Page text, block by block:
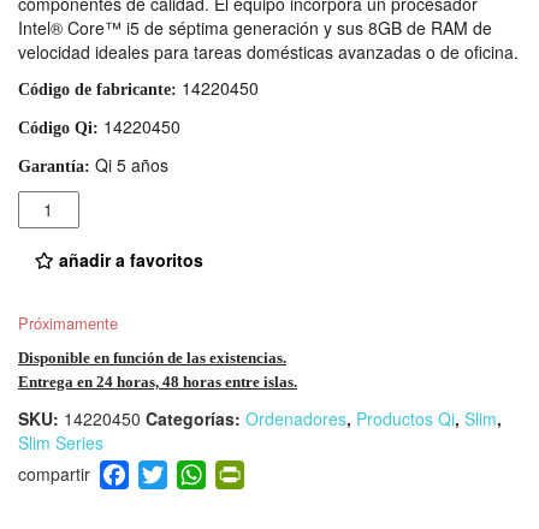
Intel® Core™ i5 de séptima generación y sus 8GB de RAM de
velocidad ideales para tareas domésticas avanzadas o de oficina.
Código de fabricante: 14220450
Código Qi: 14220450
Garantía: Qi 5 años
Cantidad
añadir a favoritos
Próximamente
Disponible en función de las existencias.
Entrega en 24 horas, 48 horas entre islas.
SKU: 14220450 Categorías: Ordenadores, Productos Qi, Slim,
Slim Series
F
a
T
wi
W
h